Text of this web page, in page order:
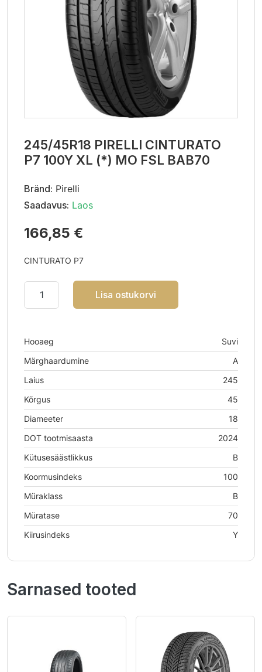
245/45R18 PIRELLI CINTURATO
P7 100Y XL (*) MO FSL BAB70
Bränd: Pirelli
Saadavus: Laos
166,85 €
CINTURATO P7
Lisa ostukorvi
Hooaeg
Suvi
Märghaardumine
A
Laius
245
Kõrgus
45
Diameeter
18
DOT tootmisaasta
2024
Kütusesäästlikkus
B
Koormusindeks
100
Müraklass
B
Müratase
70
Kiirusindeks
Y
Sarnased tooted